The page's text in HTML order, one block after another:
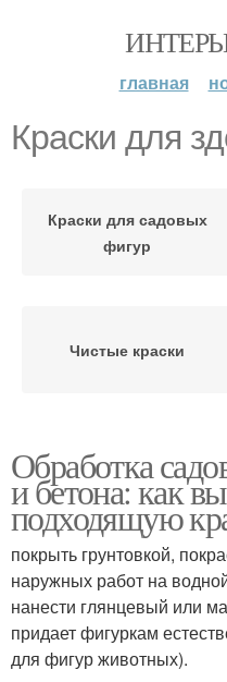
главная
Краски для
Краски для садовых
фигур
Чистые краски
Обработка
и бетона: как
подходящую
покрыть грунтовкой,
наружных работ на
нанести глянцевый или
придает фигуркам
для фигур животных).